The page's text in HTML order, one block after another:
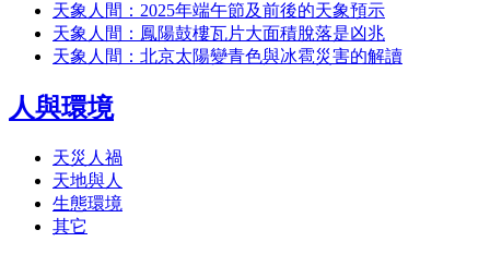
天象人間：2025年端午節及前後的天象預示
天象人間：鳳陽鼓樓瓦片大面積脫落是凶兆
天象人間：北京太陽變青色與冰雹災害的解讀
人與環境
天災人禍
天地與人
生態環境
其它